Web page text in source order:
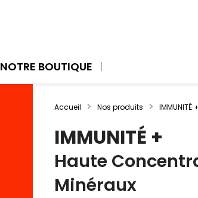
NOTRE BOUTIQUE
Accueil Nos produits IMMUNITÉ +
IMMUNITÉ +
Haute
Minéraux